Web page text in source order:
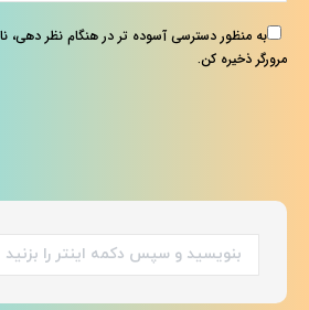
به منظور دسترسی آسوده تر در هنگام نظر دهی،
مرورگر ذخیره کن.
جستجو: